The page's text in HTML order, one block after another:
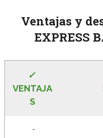
Ventajas y
EXPRESS
✓
VENTAJA
S
-